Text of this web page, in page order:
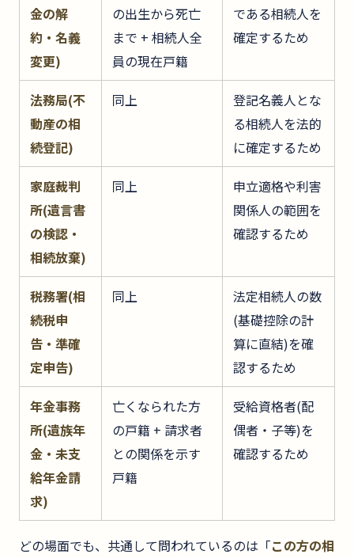
金の解
約・名義
変更)
の出生から死亡
まで + 相続人全
員の現在戸籍
である相続人を
確定するため
法務局(不
動産の相
続登記)
同上
登記名義人とな
る相続人を法的
に確定するため
家庭裁判
所(遺言書
の検認・
相続放棄)
同上
申立適格や利害
関係人の範囲を
確認するため
税務署(相
続税申
告・準確
定申告)
同上
法定相続人の数
(基礎控除の計
算に直結)を確
認するため
年金事務
所(遺族年
金・未支
給年金請
求)
亡くなられた方
の戸籍 + 請求者
との関係を示す
戸籍
受給資格者(配
偶者・子等)を
確認するため
どの場面でも、共通して問われているのは「この方の相